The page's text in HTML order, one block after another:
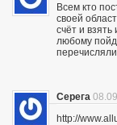
Всем кто
своей
счёт и
любому
перечисляли
Серега
http://